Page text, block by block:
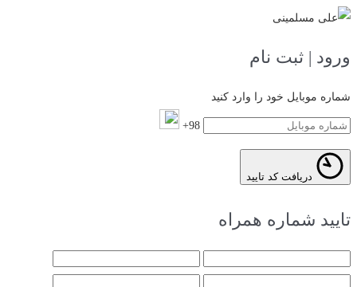
ورود | ثبت نام
شماره موبایل خود را وارد کنید
98+
تایید شماره همراه